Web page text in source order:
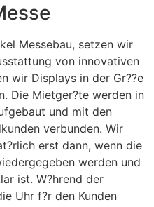
Messebau, setzen wir
von innovativen
wir Displays in der Gr??e
Die Mietger?te werden in
und mit den
verbunden. Wir
erst dann, wenn die
werden und
ist. W?hrend der
Uhr f?r den Kunden